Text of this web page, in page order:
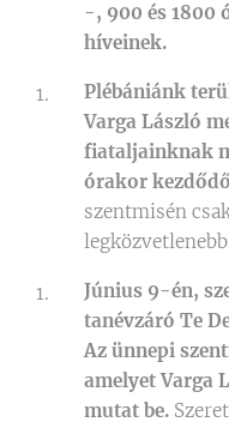
-, 900 és 1800
híveinek.
Plébániánk
Varga László
fiataljainknak
órakor
szentmisén
Június 9-én,
tanévzáró Te
Az ünnepi
amelyet Varga
mutat be.